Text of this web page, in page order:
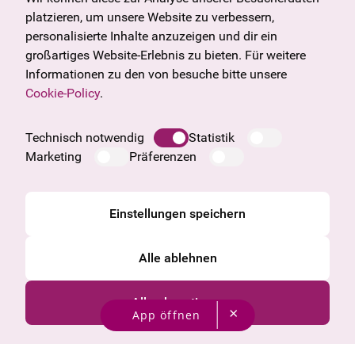
U27
Geschenkgutschein
Häufige Fragen
Impressum
Datenschutzinformation
Tirol
Vorarlberg
Burgenland
Salzburg
platzieren, um unsere Website zu verbessern,
personalisierte Inhalte anzuzeigen und dir ein
großartiges Website-Erlebnis zu bieten. Für weitere
Informationen zu den von besuche bitte unsere
Cookie-Policy.
Technisch notwendig
Statistik
Marketing
Präferenzen
Einstellungen speichern
Alle ablehnen
Alle akzeptieren